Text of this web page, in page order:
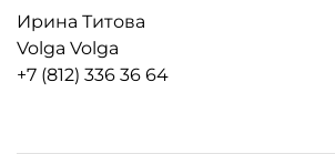
Ирина Титова
Volga Volga
+7 (812) 336 36 64